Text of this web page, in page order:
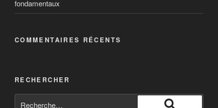
fondamentaux
COMMENTAIRES RÉCENTS
RECHERCHER